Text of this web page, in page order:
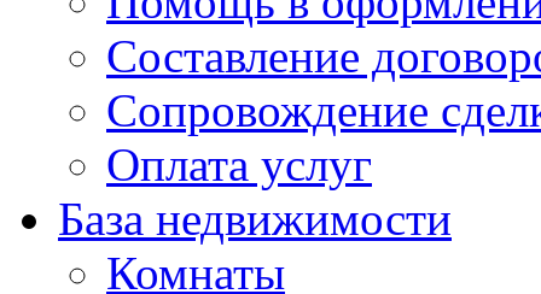
Составление
Сопровождение
Оплата услуг
База недвижимости
Комнаты